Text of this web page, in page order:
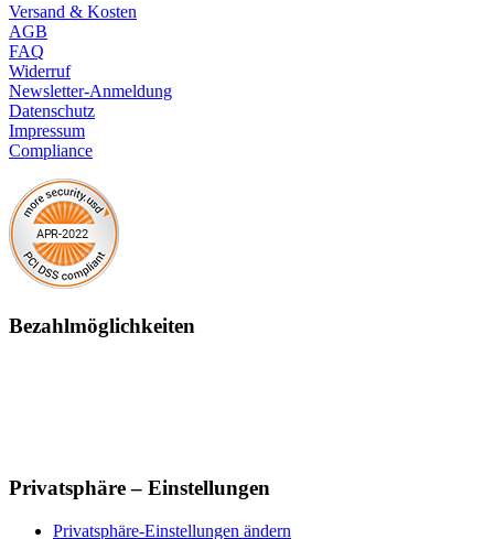
Versand & Kosten
AGB
FAQ
Widerruf
Newsletter-Anmeldung
Datenschutz
Impressum
Compliance
Bezahlmöglichkeiten
Privatsphäre – Einstellungen
Privatsphäre-Einstellungen ändern